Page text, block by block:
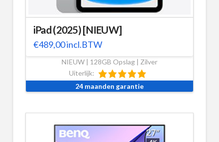
iPad (2025) [NIEUW]
€489,00incl.BTW
NIEUW | 128GB Opslag | Zilver
Uiterlijk:
24 maanden garantie